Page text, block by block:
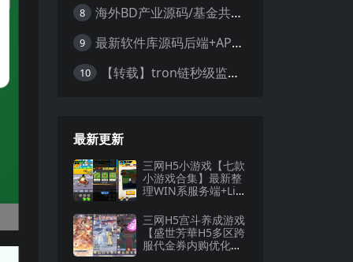
8 海外BD产业源码/基金共享投资理财源码
9 最新软件库源码后端+APP端源码
10 【转载】tron链秒级监控授权+查余额+提币 全开源带视频教程文字教程
最新更新
三网H5小游戏【七款
小游戏合集】最新整
理WIN系服务端+Lin
搭建教程
三网H5宫斗养成游戏
【盛世芳華H5多区跨
服代金券内购优化